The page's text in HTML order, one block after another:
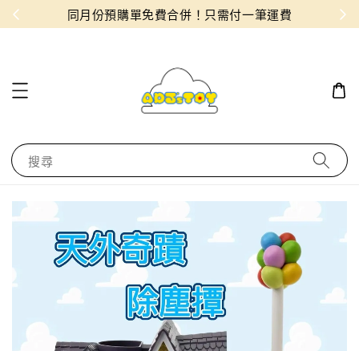
！ 同月份預購單免費合併！只需付一筆運費
搜尋